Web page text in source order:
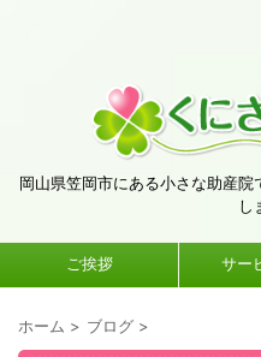
岡山県笠岡市にある小さな助産
し
ご挨拶 サー
ホーム > ブログ >